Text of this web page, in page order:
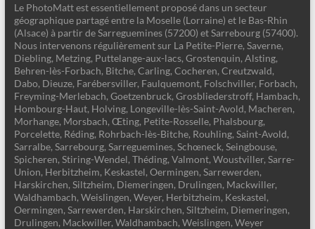
Le PhotoMatt est essentiellement proposé dans un secteur
géographique partagé entre la Moselle (Lorraine) et le Bas-Rhin
(Alsace) à partir de Sarreguemines (57200) et Sarrebourg (57400).
Nous intervenons régulièrement sur La Petite-Pierre, Saverne,
Diebling, Metzing, Puttelange-aux-lacs, Grostenquin, Alsting,
Behren-lès-Forbach, Bitche, Carling, Cocheren, Creutzwald,
Dabo, Dieuze, Farébersviller, Faulquemont, Folschviller, Forbach,
Freyming-Merlebach, Goetzenbruck, Grosbliederstroff, Hambach,
Hombourg-Haut, Holving, Longeville-lès-Saint-Avold, Macheren,
Morhange, Morsbach, Œting, Petite-Rosselle, Phalsbourg,
Porcelette, Réding, Rohrbach-lès-Bitche, Rouhling, Saint-Avold,
Sarralbe, Sarrebourg, Sarreguemines, Schœneck, Seingbouse,
Spicheren, Stiring-Wendel, Théding, Valmont, Woustviller, Sarre-
Union, Herbitzheim, Keskastel, Oermingen, Sarrewerden,
Harskirchen, Siltzheim, Diemeringen, Drulingen, Mackwiller,
Waldhambach, Weislingen, Weyer, Herbitzheim, Keskastel,
Oermingen, Sarrewerden, Harskirchen, Siltzheim, Diemeringen,
Drulingen, Mackwiller, Waldhambach, Weislingen, Weyer